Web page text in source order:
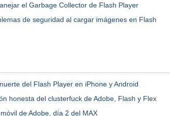
el Garbage Collector de Flash Player
de seguridad al cargar imágenes en Flash
del Flash Player en iPhone y Android
honesta del clusterfuck de Adobe, Flash y Flex
de Adobe, día 2 del MAX